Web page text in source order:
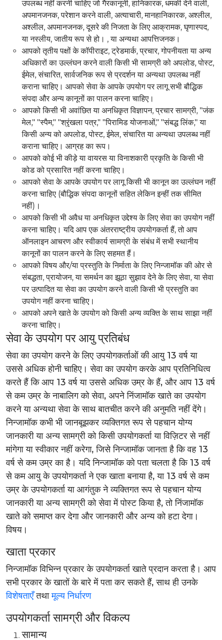
उपलब्ध नहीं करनी चाहिए जो गैरकानूनी, हानिकारक, धमकी देने वाली,
अपमानजनक, परेशान करने वाली, अत्याचारी, मानहानिकारक, अश्लील,
अश्लील, अपमानजनक, दूसरे की निजता के लिए आक्रामक, घृणास्पद,
या नस्लीय, जातीय रूप से हो। , या अन्यथा आपत्तिजनक।
आपको तृतीय पक्षों के कॉपीराइट, ट्रेडमार्क, प्रचार, गोपनीयता या अन्य
अधिकारों का उल्लंघन करने वाली किसी भी सामग्री को अपलोड, पोस्ट,
ईमेल, संचारित, सार्वजनिक रूप से प्रदर्शन या अन्यथा उपलब्ध नहीं
कराना चाहिए। आपको सेवा के आपके उपयोग पर लागू सभी बौद्धिक
संपदा और अन्य कानूनों का पालन करना चाहिए।
आपको किसी भी अवांछित या अनधिकृत विज्ञापन, प्रचार सामग्री, "जंक
मेल," "स्पैम," "श्रृंखला पत्र," "पिरामिड योजनाओं," "संबद्ध लिंक," या
किसी अन्य को अपलोड, पोस्ट, ईमेल, संचारित या अन्यथा उपलब्ध नहीं
कराना चाहिए। आग्रह का रूप।
आपको कोई भी कीड़े या वायरस या विनाशकारी प्रकृति के किसी भी
कोड को प्रसारित नहीं करना चाहिए।
आपको सेवा के आपके उपयोग पर लागू किसी भी कानून का उल्लंघन नहीं
करना चाहिए (बौद्धिक संपदा कानूनों सहित लेकिन इन्हीं तक सीमित
नहीं)।
आपको किसी भी अवैध या अनधिकृत उद्देश्य के लिए सेवा का उपयोग नहीं
करना चाहिए। यदि आप एक अंतरराष्ट्रीय उपयोगकर्ता हैं, तो आप
ऑनलाइन आचरण और स्वीकार्य सामग्री के संबंध में सभी स्थानीय
कानूनों का पालन करने के लिए सहमत हैं।
आपको विषय और/या प्रस्तुति के निर्माता के लिए निन्जामॉक की ओर से
संबद्धता, प्रायोजन, या समर्थन का झूठा सुझाव देने के लिए सेवा, या सेवा
पर उत्पादित या सेवा का उपयोग करने वाली किसी भी प्रस्तुति का
उपयोग नहीं करना चाहिए।
आपको अपने खाते के उपयोग को किसी अन्य व्यक्ति के साथ साझा नहीं
करना चाहिए।
सेवा के उपयोग पर आयु प्रतिबंध
सेवा का उपयोग करने के लिए उपयोगकर्ताओं की आयु 13 वर्ष या
उससे अधिक होनी चाहिए। सेवा का उपयोग करके आप प्रतिनिधित्व
करते हैं कि आप 13 वर्ष या उससे अधिक उम्र के हैं, और आप 13 वर्ष
से कम उम्र के नाबालिग को सेवा, अपने निंजामॉक खाते का उपयोग
करने या अन्यथा सेवा के साथ बातचीत करने की अनुमति नहीं देंगे।
निन्जामॉक कभी भी जानबूझकर व्यक्तिगत रूप से पहचान योग्य
जानकारी या अन्य सामग्री को किसी उपयोगकर्ता या विज़िटर से नहीं
मांगेगा या स्वीकार नहीं करेगा, जिसे निन्जामॉक जानता है कि वह 13
वर्ष से कम उम्र का है। यदि निन्जामॉक को पता चलता है कि 13 वर्ष
से कम आयु के उपयोगकर्ता ने एक खाता बनाया है, या 13 वर्ष से कम
उम्र के उपयोगकर्ता या आगंतुक ने व्यक्तिगत रूप से पहचान योग्य
जानकारी या अन्य सामग्री को सेवा में पोस्ट किया है, तो निंजामॉक
खाते को समाप्त कर देगा और जानकारी और अन्य को हटा देगा।
विषय।
खाता प्रकार
निन्जामॉक विभिन्न प्रकार के उपयोगकर्ता खाते प्रदान करता है। आप
सभी प्रकार के खातों के बारे में पता कर सकते हैं, साथ ही उनके
विशेषताएँतथामूल्य निर्धारण
उपयोगकर्ता सामग्री और विकल्प
सामान्य